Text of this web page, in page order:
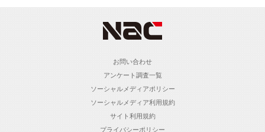
お問い合わせ
アンケート調査一覧
ソーシャルメディアポリシー
ソーシャルメディア利用規約
サイト利用規約
プライバシーポリシー